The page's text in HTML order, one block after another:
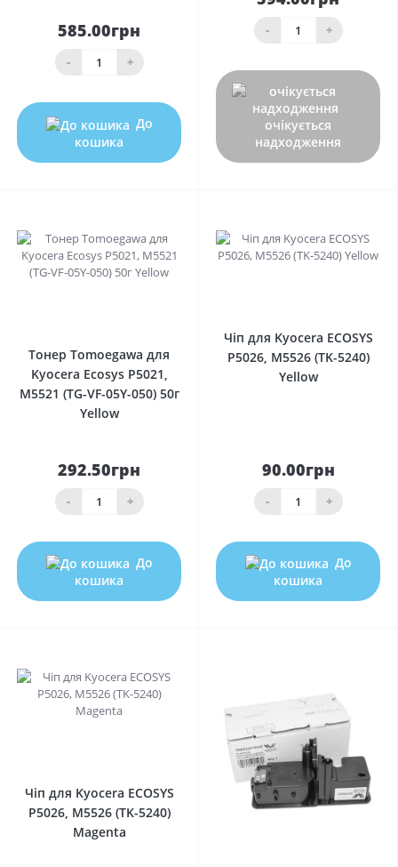
585.00грн
- +
До
кошика
- +
очікується
надходження
Тонер Tomoegawa для
Kyocera Ecosys P5021,
M5521 (TG-VF-05Y-050) 50г
Yellow
292.50грн
- +
До
кошика
Чіп для Kyocera ECOSYS
P5026, M5526 (TK-5240)
Yellow
90.00грн
- +
До
кошика
Чіп для Kyocera ECOSYS
P5026, M5526 (TK-5240)
Magenta